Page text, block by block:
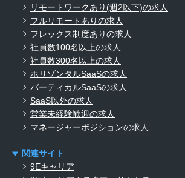
リモートワークあり(週2以下)の求人
フルリモートありの求人
フレックス制度ありの求人
社員数100名以上の求人
社員数300名以上の求人
ホリゾンタルSaaSの求人
バーティカルSaaSの求人
SaaS以外の求人
営業未経験歓迎の求人
マネージャーポジションの求人
関連サイト
9Eキャリア